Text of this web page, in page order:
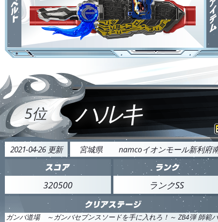
5位 ハルキ
2021-04-26 更新 宮城県 namcoイオンモール新利府
320500 ランクSS
ガンバ道場 ～ガンバセブンスソードを手に入れろ！～ ZB4弾 師範バ